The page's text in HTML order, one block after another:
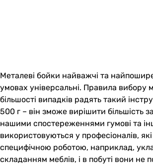
Металеві бойки найважчі та
умовах універсальні. Правила вибору
більшості випадків радять такий
500 г – він зможе вирішити більшість
нашими спостереженнями гумові та
використовуються у професіоналів,
специфічною роботою, наприклад,
складанням меблів, і в побуті вони не